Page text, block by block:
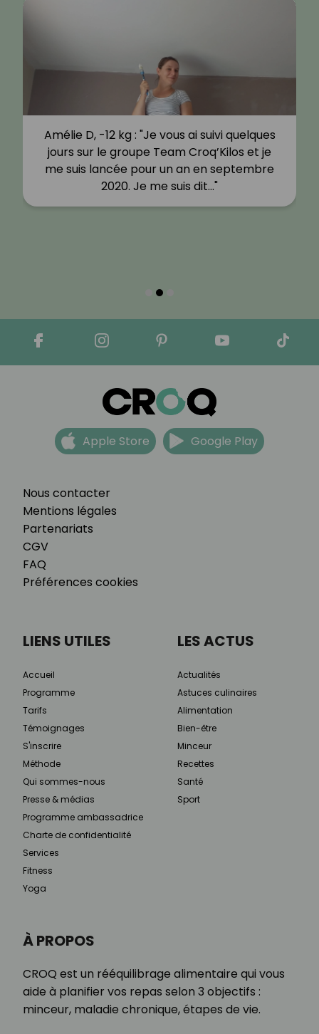
Amélie D, -12 kg : "Je vous ai suivi quelques
jours sur le groupe Team Croq’Kilos et je
me suis lancée pour un an en septembre
2020. Je me suis dit…"
Nous contacter
Mentions légales
Partenariats
CGV
FAQ
Préférences cookies
Apple Store Google Play
À PROPOS
CROQ est un rééquilibrage alimentaire qui vous
aide à planifier vos repas selon 3 objectifs :
minceur, maladie chronique, étapes de vie.
LIENS UTILES
Accueil
Programme
Tarifs
Témoignages
S'inscrire
Méthode
Qui sommes-nous
Presse & médias
Programme ambassadrice
Charte de confidentialité
Services
Fitness
Yoga
LES ACTUS
Actualités
Astuces culinaires
Alimentation
Bien-être
Minceur
Recettes
Santé
Sport